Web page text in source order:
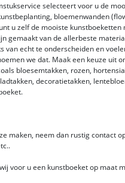
selecteert voor u de
bloemenwanden
u zelf de mooiste kunstboeketten
gemaakt van de allerbeste
van echt te onderscheiden en
we dat. Maak een keuze uit
bloesemtakken, rozen,
decoratietakken,
maken, neem dan rustig contact
voor u een kunstboeket op maat